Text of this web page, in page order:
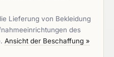
Lieferung von Bekleidung
des
Ansicht der Beschaffung »